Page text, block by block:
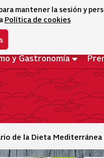
mantener la sesión y
Política de cookies
y Gastronomía
de la Dieta